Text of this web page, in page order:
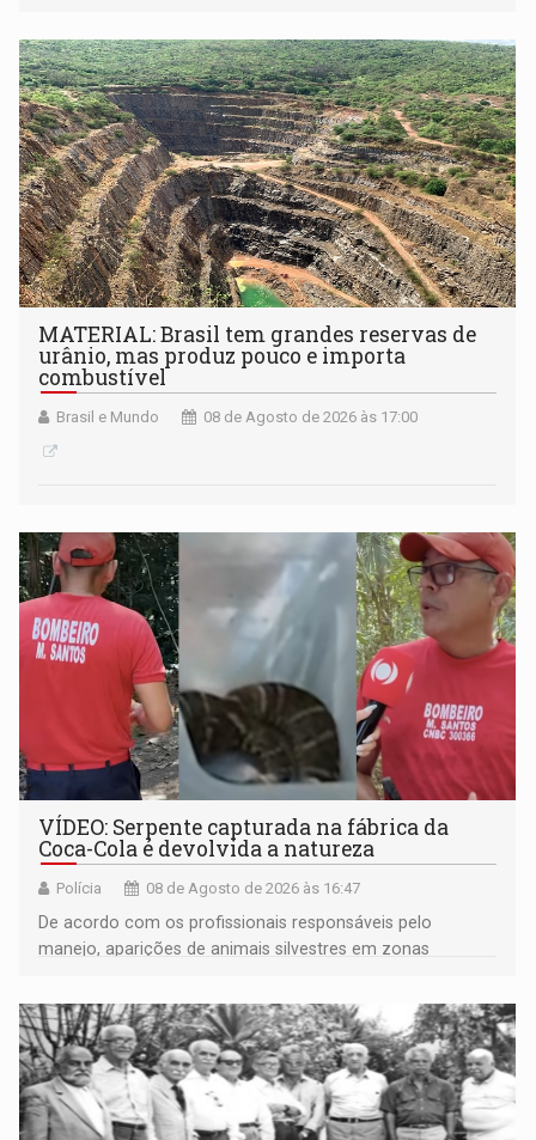
submissão de pré-propostas poderá ser feita até 1º de
setembro
MATERIAL: Brasil tem grandes reservas de
urânio, mas produz pouco e importa
combustível
Brasil e Mundo 08 de Agosto de 2026 às 17:00
VÍDEO: Serpente capturada na fábrica da
Coca-Cola é devolvida a natureza
Polícia 08 de Agosto de 2026 às 16:47
De acordo com os profissionais responsáveis pelo
manejo, aparições de animais silvestres em zonas